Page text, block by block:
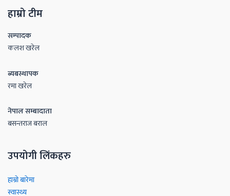
हाम्रो टीम
सम्पादक
कलश खरेल
ब्यबस्थापक
रमा खरेल
नेपाल सम्बादाता
बसन्तराज बराल
उपयोगी लिंकहरु
हाम्रो बारेमा
स्वास्थ्य